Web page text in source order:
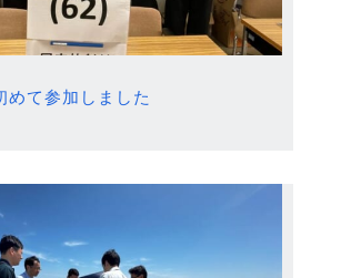
めて参加しました